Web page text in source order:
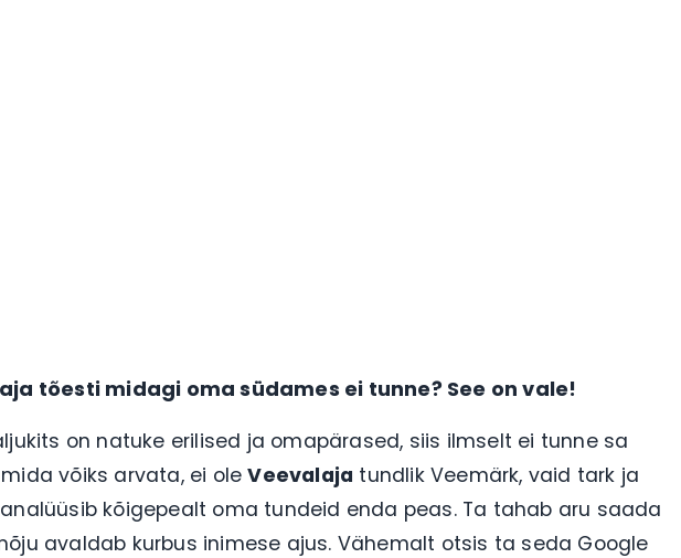
tõesti midagi oma südames ei tunne? See on vale!
on natuke erilised ja omapärased, siis ilmselt ei tunne sa
võiks arvata, ei oleVeevalaja tundlik Veemärk, vaid tark ja
kõigepealt oma tundeid enda peas. Ta tahab aru saada
avaldab kurbus inimese ajus. Vähemalt otsis ta seda Google